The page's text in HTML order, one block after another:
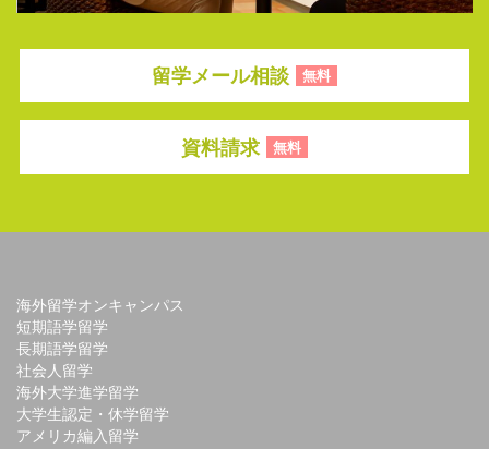
留学メール相談 無料
資料請求 無料
海外留学オンキャンパス
短期語学留学
長期語学留学
社会人留学
海外大学進学留学
大学生認定・休学留学
アメリカ編入留学